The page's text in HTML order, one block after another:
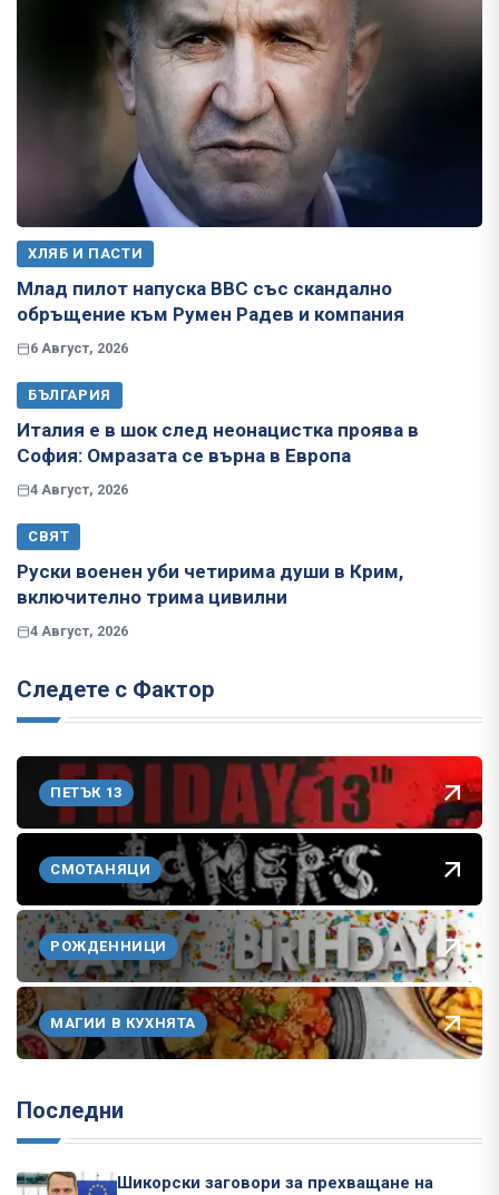
ХЛЯБ И ПАСТИ
Млад пилот напуска ВВС със скандално
обръщение към Румен Радев и компания
6 Август, 2026
БЪЛГАРИЯ
Италия е в шок след неонацистка проява в
София: Омразата се върна в Европа
4 Август, 2026
СВЯТ
Руски военен уби четирима души в Крим,
включително трима цивилни
4 Август, 2026
Следете с Фактор
ПЕТЪК 13
СМОТАНЯЦИ
РОЖДЕННИЦИ
МАГИИ В КУХНЯТА
Последни
Шикорски заговори за прехващане на